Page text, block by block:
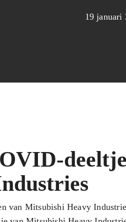
19 januari
van Mitsubishi Heavy